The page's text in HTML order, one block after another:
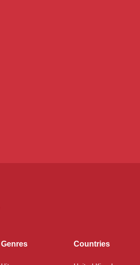
Genres Countries